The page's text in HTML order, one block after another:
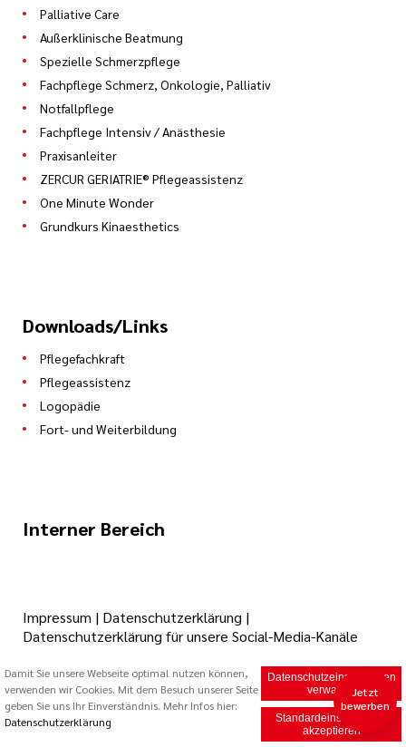
Palliative Care
Außerklinische Beatmung
Spezielle Schmerzpflege
Fachpflege Schmerz, Onkologie, Palliativ
Notfallpflege
Fachpflege Intensiv / Anästhesie
Praxisanleiter
ZERCUR GERIATRIE® Pflegeassistenz
One Minute Wonder
Grundkurs Kinaesthetics
Downloads/Links
Pflegefachkraft
Pflegeassistenz
Logopädie
Fort- und Weiterbildung
Interner Bereich
© 2026 Caritas Trägergesellschaft Saarbrücken mbH (cts)
Impressum | Datenschutzerklärung |
Datenschutzerklärung für unsere Social-Media-Kanäle
Jetzt
bewerben
Datenschutzeinstellungen
verwalten
Standardeinstellungen
akzeptieren
Damit Sie unsere Webseite optimal nutzen können,
verwenden wir Cookies. Mit dem Besuch unserer Seite
geben Sie uns Ihr Einverständnis. Mehr Infos hier:
Datenschutzerklärung